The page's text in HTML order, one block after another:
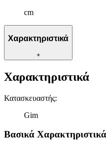
cm
Χαρακτηριστικά
+
Χαρακτηριστικά
Κατασκευαστής:
Gim
Βασικά Χαρακτηριστικά